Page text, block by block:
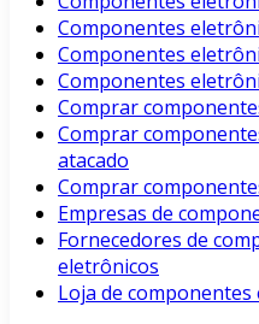
Componentes
Componentes
Componentes
Comprar
Comprar
atacado
Comprar
Empresas de
Fornecedores de
eletrônicos
Loja de